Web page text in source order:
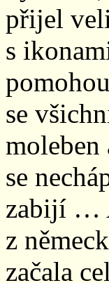
přijel
s
se
se
zabijí …
z
začala